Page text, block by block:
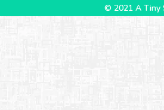
© 2021 A Tiny